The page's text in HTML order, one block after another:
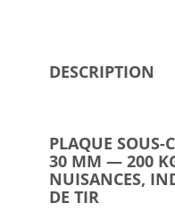
DESCRIPTION
PLAQUE SOUS-
30 MM — 200
NUISANCES,
DE TIR